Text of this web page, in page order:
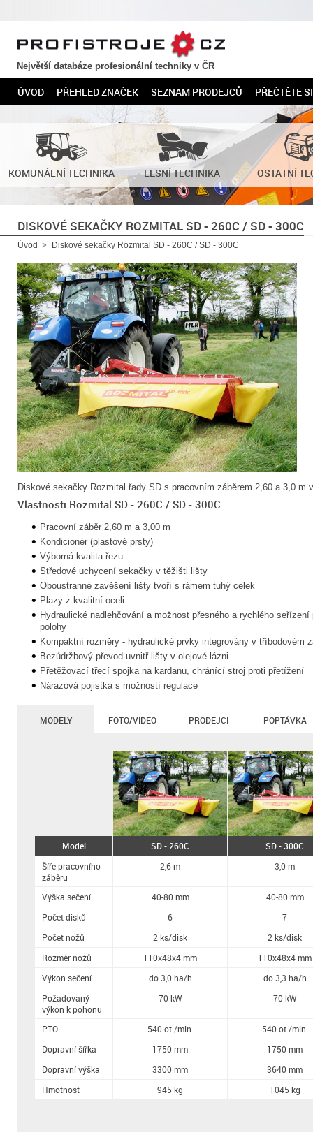
PROFISTROJE.CZ
Největší databáze profesionální techniky v ČR
ÚVOD PŘEHLED ZNAČEK SEZNAM PRODEJCŮ PŘEČTĚTE SI
KOMUNÁLNÍ TECHNIKA LESNÍ TECHNIKA OSTATNÍ
DISKOVÉ SEKAČKY ROZMITAL SD - 260C / SD - 300C
Úvod Diskové sekačky Rozmital SD - 260C / SD - 300C
Diskové sekačky Rozmital řady SD s pracovním záběrem 2,60 a 3,0 m
Vlastnosti Rozmital SD - 260C / SD - 300C
Pracovní záběr 2,60 m a 3,00 m
Kondicionér (plastové prsty)
Výborná kvalita řezu
Středové uchycení sekačky v těžišti lišty
Oboustranné zavěšení lišty tvoří s rámem tuhý celek
Plazy z kvalitní oceli
Hydraulické nadlehčování a možnost přesného a rychlého
polohy
Kompaktní rozměry - hydraulické prvky integrovány v tříbodovém
Bezúdržbový převod uvnitř lišty v olejové lázni
Přetěžovací třecí spojka na kardanu, chránící stroj proti přetížení
Nárazová pojistka s možností regulace
MODELY FOTO/VIDEO PRODEJCI POPTÁVKA
Model
Šíře pracovního
záběru
Výška sečení
Počet disků
Počet nožů
Rozměr nožů
Výkon sečení
Požadovaný
výkon k pohonu
PTO
Dopravní šířka
Dopravní výška
Hmotnost
SD - 260C
SD - 300C
2,6 m
3,0 m
40-80 mm
40-80 mm
6
7
2 ks/disk
2 ks/disk
110x48x4 mm
110x48x4 mm
do 3,0 ha/h
do 3,3 ha/h
70 kW
70 kW
540 ot./min.
540 ot./min.
1750 mm
1750 mm
3300 mm
3640 mm
945 kg
1045 kg